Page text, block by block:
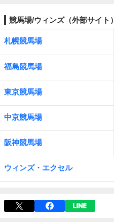
競馬場/ウィンズ（外部サイト）
札幌競馬場
福島競馬場
東京競馬場
中京競馬場
阪神競馬場
ウィンズ・エクセル